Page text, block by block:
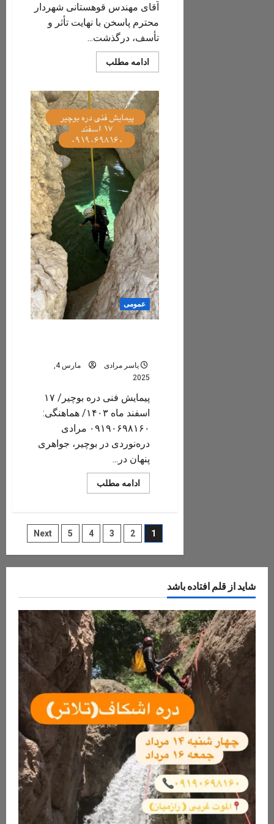
آقای مهندس قوهستانی شهردار
محترم پاسخن با نهایت تأثر و
تأسف، درگذشت...
ادامه مطلب
more
تسلیت
،/
جناب
آقای
مهندس
محسن
قوهستانی/
شهردار
محترم
پاسخن
عمومی
یاسر مرادی
2025
پیمایش فنی دره بوچیر/ ۱۷
اسفند ماه ۱۴۰۳/ هماهنگی:
۰۹۱۹۰۶۹۸۱۶۰ مرادی
دره‌نوردی در بوچیر، جواهری
پنهان در...
ادامه مطلب
more
نوردی
چله
بوچیر/
۱۴۰۳
صفحه‌بندی
نوشته‌ها
1
2
3
4
5
Next
شاید از قلم افتاده باشد